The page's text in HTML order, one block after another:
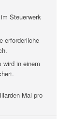
Steuerwerk
erforderliche
wird in einem
Mal pro